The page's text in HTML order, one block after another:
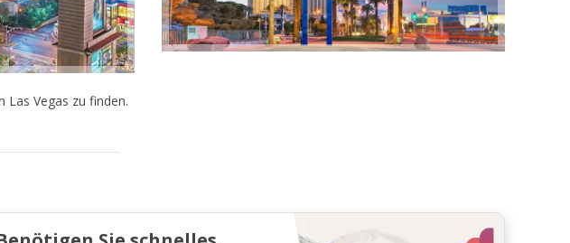
Las Vegas zu finden.